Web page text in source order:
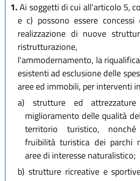
1.Ai soggetti di cui all'articolo 5,
e c) possono essere
realizzazione di nuove
ristrutturazione,
l'ammodernamento, la
esistenti ad esclusione delle
aree ed immobili, per interventi
a) strutture ed
miglioramento delle qualità
territorio turistico,
fruibilità turistica dei parchi
aree di interesse naturalistico;
b) strutture ricreative e